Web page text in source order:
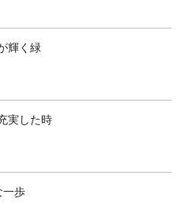
輝く緑
実した時
一歩